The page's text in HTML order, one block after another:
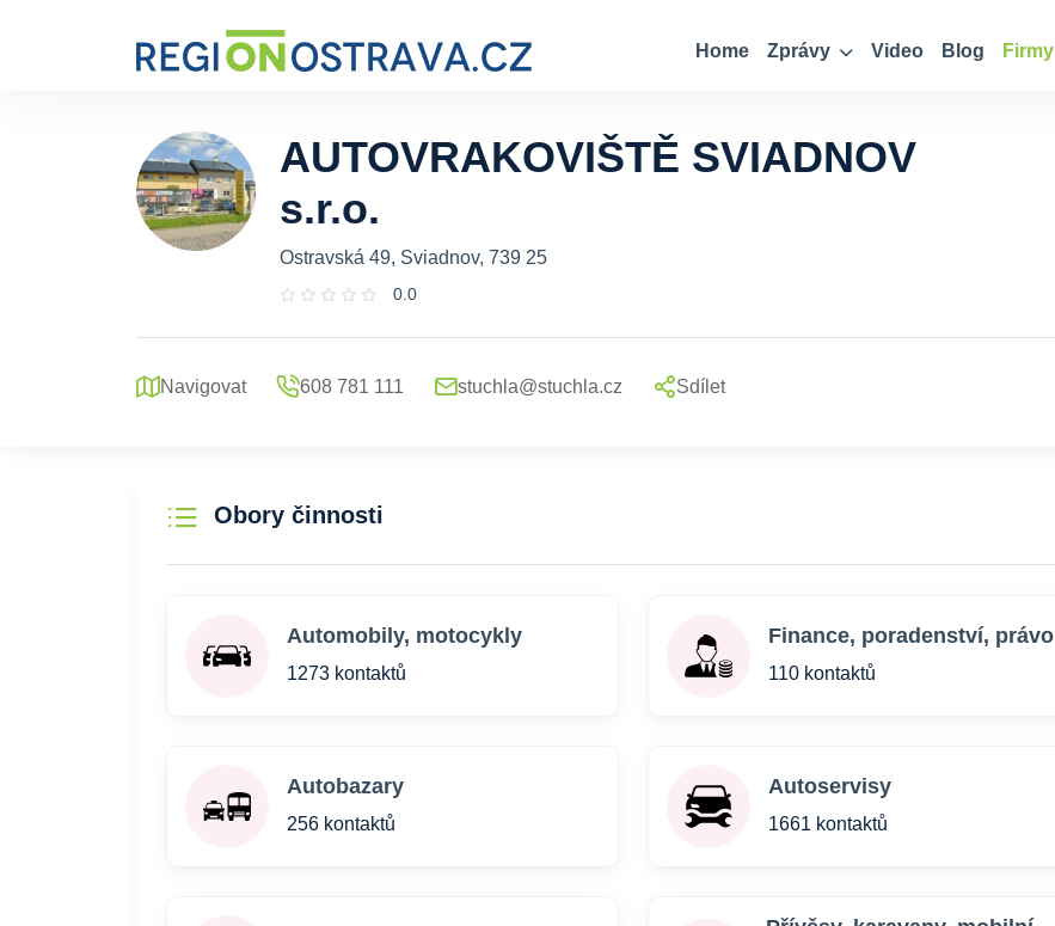
Home Zprávy Video Blog Firmy
AUTOVRAKOVIŠTĚ SVIADNOV
s.r.o.
Ostravská 49, Sviadnov, 739 25
0.0
Navigovat 608 781 111 stuchla@stuchla.cz Sdílet
Obory činnosti
Automobily, motocykly
1273 kontaktů
Finance, poradenství, právo
110 kontaktů
Autobazary
256 kontaktů
Autoservisy
1661 kontaktů